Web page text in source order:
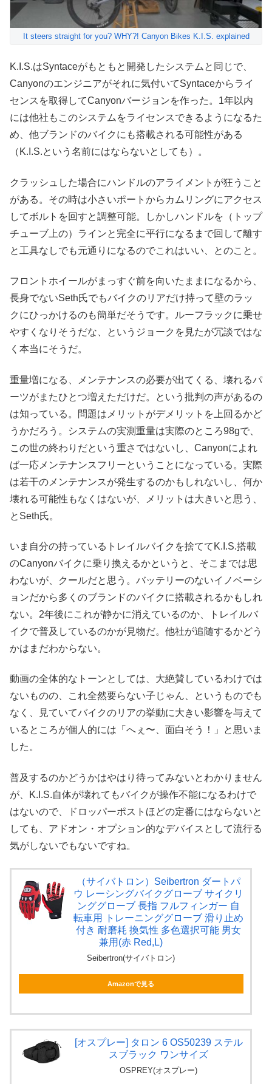
It steers straight for you? WHY?! Canyon Bikes K.I.S. explained
K.I.S.はSyntaceがもともと開発したシステムと同じで、
Canyonのエンジニアがそれに気付いてSyntaceからライ
センスを取得してCanyonバージョンを作った。1年以内
には他社もこのシステムをライセンスできるようになるた
め、他ブランドのバイクにも搭載される可能性がある
（K.I.S.という名前にはならないとしても）。
クラッシュした場合にハンドルのアライメントが狂うこと
がある。その時は小さいポートからカムリングにアクセス
してボルトを回すと調整可能。しかしハンドルを（トップ
チューブ上の）ラインと完全に平行になるまで回して離す
と工具なしでも元通りになるのでこれはいい、とのこと。
フロントホイールがまっすぐ前を向いたままになるから、
長身でないSeth氏でもバイクのリアだけ持って壁のラッ
クにひっかけるのも簡単だそうです。ルーフラックに乗せ
やすくなりそうだな、というジョークを見たが冗談ではな
く本当にそうだ。
重量増になる、メンテナンスの必要が出てくる、壊れるパ
ーツがまたひとつ増えただけだ。という批判の声があるの
は知っている。問題はメリットがデメリットを上回るかど
うかだろう。システムの実測重量は実際のところ98gで、
この世の終わりだという重さではないし、Canyonによれ
ば一応メンテナンスフリーということになっている。実際
は若干のメンテナンスが発生するのかもしれないし、何か
壊れる可能性もなくはないが、メリットは大きいと思う、
とSeth氏。
いま自分の持っているトレイルバイクを捨ててK.I.S.搭載
のCanyonバイクに乗り換えるかというと、そこまでは思
わないが、クールだと思う。バッテリーのないイノベーシ
ョンだから多くのブランドのバイクに搭載されるかもしれ
ない。2年後にこれが静かに消えているのか、トレイルバ
イクで普及しているのかが見物だ。他社が追随するかどう
かはまだわからない。
動画の全体的なトーンとしては、大絶賛しているわけでは
ないものの、これ全然要らない子じゃん、というものでも
なく、見ていてバイクのリアの挙動に大きい影響を与えて
いるところが個人的には「へぇ〜、面白そう！」と思いま
した。
普及するのかどうかはやはり待ってみないとわかりません
が、K.I.S.自体が壊れてもバイクが操作不能になるわけで
はないので、ドロッパーポストほどの定番にはならないと
しても、アドオン・オプション的なデバイスとして流行る
気がしないでもないですね。
（サイバトロン）Seibertron ダートパ
ウ レーシングバイクグローブ サイクリ
ンググローブ 長指 フルフィンガー 自
転車用 トレーニンググローブ 滑り止め
付き 耐磨耗 換気性 多色選択可能 男女
兼用(赤 Red,L)
Seibertron(サイバトロン)
Amazonで見る
[オスプレー] タロン 6 OS50239 ステル
スブラック ワンサイズ
OSPREY(オスプレー)